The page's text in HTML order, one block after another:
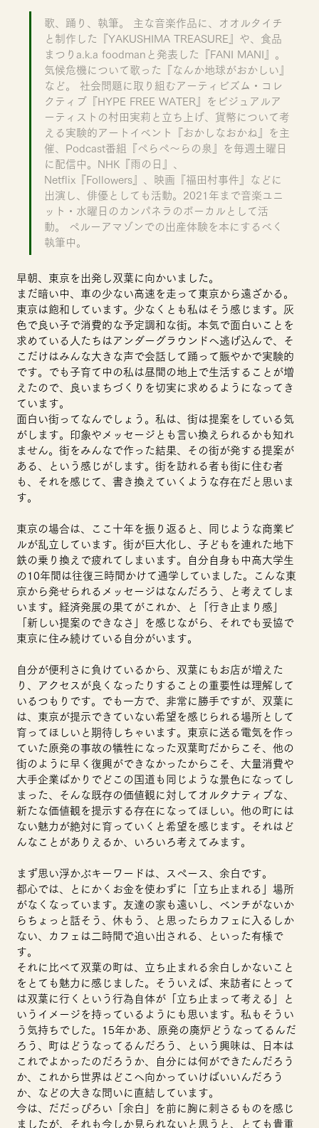
歌、踊り、執筆。 主な音楽作品に、オオルタイチ
と制作した『YAKUSHIMA TREASURE』や、食品
まつりa.k.a foodmanと発表した『FANI MANI』。
気候危機について歌った『なんか地球がおかしい』
など。 社会問題に取り組むアーティビズム・コレ
クティブ『HYPE FREE WATER』をビジュアルア
ーティストの村田実莉と立ち上げ、貨幣について考
える実験的アートイベント『おかしなおかね』を主
催、Podcast番組『ぺらぺ〜らの泉』を毎週土曜日
に配信中。NHK『雨の日』、
Netflix『Followers』、映画『福田村事件』などに
出演し、俳優としても活動。2021年まで音楽ユニ
ット・水曜日のカンパネラのボーカルとして活
動。 ペルーアマゾンでの出産体験を本にするべく
執筆中。
早朝、東京を出発し双葉に向かいました。
まだ暗い中、車の少ない高速を走って東京から遠ざかる。
東京は飽和しています。少なくとも私はそう感じます。灰
色で良い子で消費的な予定調和な街。本気で面白いことを
求めている人たちはアンダーグラウンドへ逃げ込んで、そ
こだけはみんな大きな声で会話して踊って賑やかで実験的
です。でも子育て中の私は昼間の地上で生活することが増
えたので、良いまちづくりを切実に求めるようになってき
ています。
面白い街ってなんでしょう。私は、街は提案をしている気
がします。印象やメッセージとも言い換えられるかも知れ
ません。街をみんなで作った結果、その街が発する提案が
ある、という感じがします。街を訪れる者も街に住む者
も、それを感じて、書き換えていくような存在だと思いま
す。
東京の場合は、ここ十年を振り返ると、同じような商業ビ
ルが乱立しています。街が巨大化し、子どもを連れた地下
鉄の乗り換えで疲れてしまいます。自分自身も中高大学生
の10年間は往復三時間かけて通学していました。こんな東
京から発せられるメッセージはなんだろう、と考えてしま
います。経済発展の果てがこれか、と「行き止まり感」
「新しい提案のできなさ」を感じながら、それでも妥協で
東京に住み続けている自分がいます。
自分が便利さに負けているから、双葉にもお店が増えた
り、アクセスが良くなったりすることの重要性は理解して
いるつもりです。でも一方で、非常に勝手ですが、双葉に
は、東京が提示できていない希望を感じられる場所として
育ってほしいと期待しちゃいます。東京に送る電気を作っ
ていた原発の事故の犠牲になった双葉町だからこそ、他の
街のように早く復興ができなかったからこそ、大量消費や
大手企業ばかりでどこの国道も同じような景色になってし
まった、そんな既存の価値観に対してオルタナティブな、
新たな価値観を提示する存在になってほしい。他の町には
ない魅力が絶対に育っていくと希望を感じます。それはど
んなことがありえるか、いろいろ考えてみます。
まず思い浮かぶキーワードは、スペース、余白です。
都心では、とにかくお金を使わずに「立ち止まれる」場所
がなくなっています。友達の家も遠いし、ベンチがないか
らちょっと話そう、休もう、と思ったらカフェに入るしか
ない、カフェは二時間で追い出される、といった有様で
す。
それに比べて双葉の町は、立ち止まれる余白しかないこと
をとても魅力に感じました。そういえば、来訪者にとって
は双葉に行くという行為自体が「立ち止まって考える」と
いうイメージを持っているようにも思います。私もそうい
う気持ちでした。15年かあ、原発の廃炉どうなってるんだ
ろう、町はどうなってるんだろう、という興味は、日本は
これでよかったのだろうか、自分には何ができたんだろう
か、これから世界はどこへ向かっていけばいいんだろう
か、などの大きな問いに直結しています。
今は、だだっぴろい「余白」を前に胸に刺さるものを感じ
ましたが、それも今しか見られないと思うと、とても貴重